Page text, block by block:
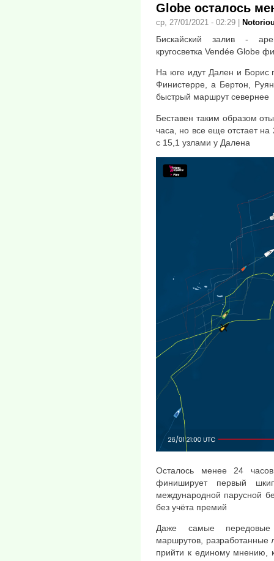
Globe осталось
ср, 27/01/2021 - 02:29 |
Бискайский залив -
кругосветка Vendée Globe
На юге идут Дален и Борис
Финистерре, а Бертон,
быстрый маршрут севернее
Беставен таким образом
часа, но все еще отстает
с 15,1 узлами у Далена
Осталось менее 24
финиширует первый
международной парусной
без учёта премий
Даже самые передовые
маршрутов, разработанные
прийти к единому мнению,